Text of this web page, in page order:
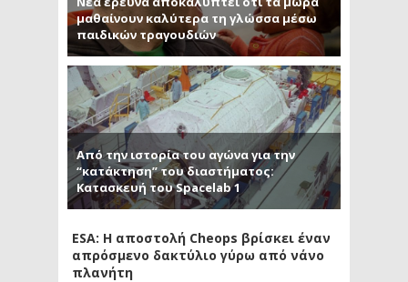
μαθαίνουν καλύτερα τη γλώσσα μέσω
παιδικών τραγουδιών
Από την ιστορία του αγώνα για την
“κατάκτηση” του διαστήματος:
Κατασκευή του Spacelab 1
ESA: Η αποστολή Cheops βρίσκει έναν
απρόσμενο δακτύλιο γύρω από νάνο
πλανήτη